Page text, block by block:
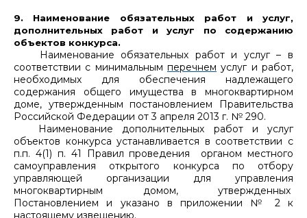
9. Наименование обязательных работ и услуг,
дополнительных работ и услуг по содержанию
объектов конкурса.
Наименование обязательных работ и услуг – в
соответствии с минимальным перечнем услуг и работ,
необходимых для обеспечения надлежащего
содержания общего имущества в многоквартирном
доме, утвержденным постановлением Правительства
Российской Федерации от 3 апреля 2013 г. № 290.
Наименование дополнительных работ и услуг
объектов конкурса устанавливается в соответствии с
п.п. 4(1) п. 41 Правил проведения органом местного
самоуправления открытого конкурса по отбору
управляющей организации для управления
многоквартирным домом, утвержденных
Постановлением и указано в приложении № 2 к